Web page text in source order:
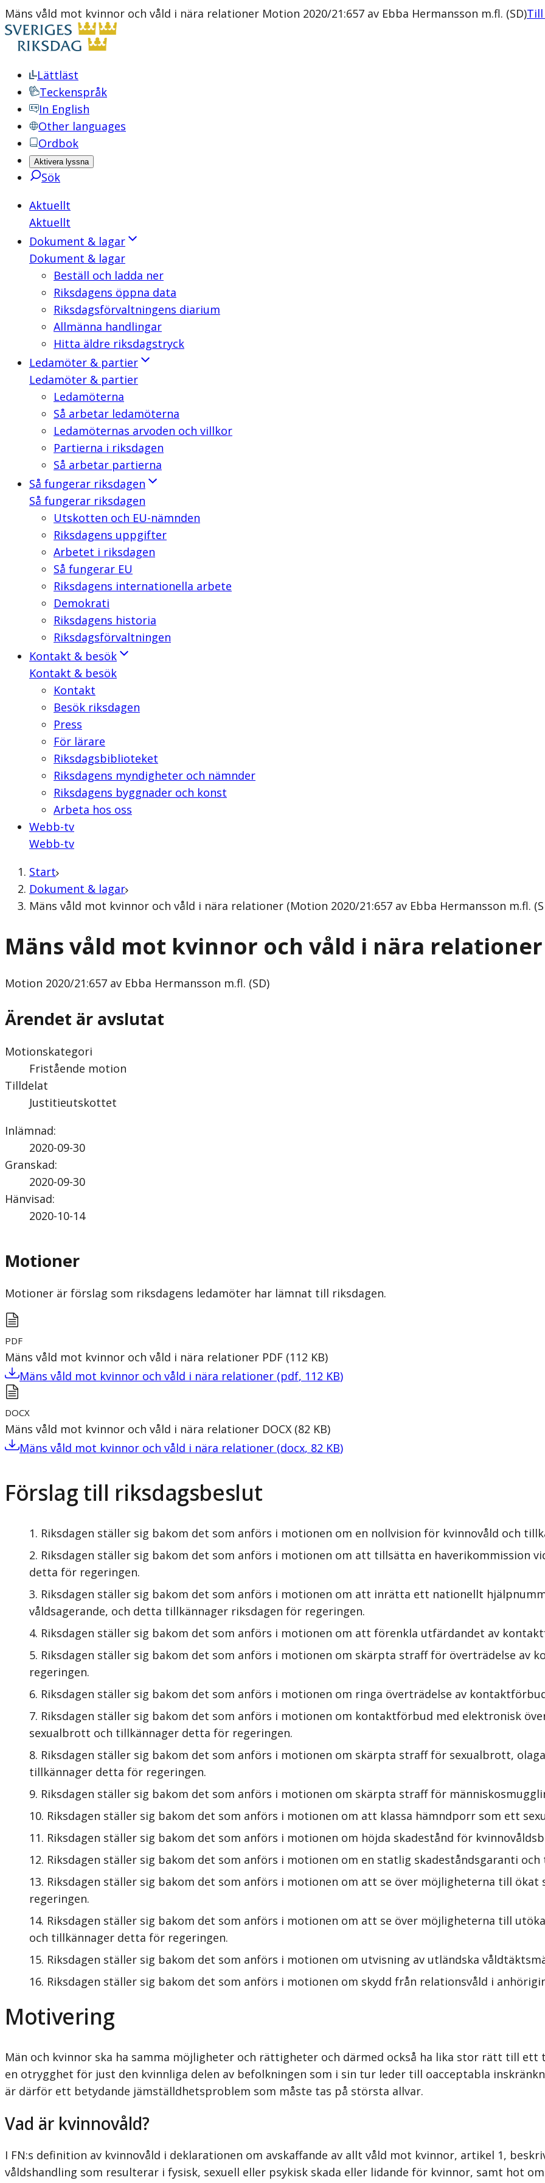
Mäns våld mot kvinnor och våld i nära relationer Motion 2020/21:657 av Ebba Hermansson m.fl. (SD)
Lättläst
Teckenspråk
In English
Other languages
Ordbok
Aktivera lyssna
Sök
Aktuellt
Aktuellt
Dokument & lagar
Dokument & lagar
Beställ och ladda ner
Riksdagens öppna data
Riksdagsförvaltningens diarium
Allmänna handlingar
Hitta äldre riksdagstryck
Ledamöter & partier
Ledamöter & partier
Ledamöterna
Så arbetar ledamöterna
Ledamöternas arvoden och villkor
Partierna i riksdagen
Så arbetar partierna
Så fungerar riksdagen
Så fungerar riksdagen
Utskotten och EU-nämnden
Riksdagens uppgifter
Arbetet i riksdagen
Så fungerar EU
Riksdagens internationella arbete
Demokrati
Riksdagens historia
Riksdagsförvaltningen
Kontakt & besök
Kontakt & besök
Kontakt
Besök riksdagen
Press
För lärare
Riksdagsbiblioteket
Riksdagens myndigheter och nämnder
Riksdagens byggnader och konst
Arbeta hos oss
Webb-tv
Webb-tv
Start
Dokument & lagar
Mäns våld mot kvinnor och våld i nära relationer (Motion 2020/21:657 av Ebba Hermansson m.fl.
Mäns våld mot kvinnor och våld i nära relationer
Motion 2020/21:657 av Ebba Hermansson m.fl. (SD)
Ärendet är avslutat
Motionskategori
Fristående motion
Tilldelat
Justitieutskottet
Inlämnad:
2020-09-30
Granskad:
2020-09-30
Hänvisad:
2020-10-14
Motioner
Motioner är förslag som riksdagens ledamöter har lämnat till riksdagen.
PDF
Mäns våld mot kvinnor och våld i nära relationer PDF (112 KB)
Mäns våld mot kvinnor och våld i nära relationer (pdf, 112 KB)
DOCX
Mäns våld mot kvinnor och våld i nära relationer DOCX (82 KB)
Mäns våld mot kvinnor och våld i nära relationer (docx, 82 KB)
Förslag till riksdagsbeslut
Riksdagen ställer sig bakom det som anförs i motionen om en nollvision för kvinnovåld och
Riksdagen ställer sig bakom det som anförs i motionen om att tillsätta en haverikommission
detta för regeringen.
Riksdagen ställer sig bakom det som anförs i motionen om att inrätta ett nationellt
våldsagerande, och detta tillkännager riksdagen för regeringen.
Riksdagen ställer sig bakom det som anförs i motionen om att förenkla utfärdandet av
Riksdagen ställer sig bakom det som anförs i motionen om skärpta straff för överträdelse av
regeringen.
Riksdagen ställer sig bakom det som anförs i motionen om ringa överträdelse av
Riksdagen ställer sig bakom det som anförs i motionen om kontaktförbud med elektronisk
sexualbrott och tillkännager detta för regeringen.
Riksdagen ställer sig bakom det som anförs i motionen om skärpta straff för sexualbrott,
tillkännager detta för regeringen.
Riksdagen ställer sig bakom det som anförs i motionen om skärpta straff för
Riksdagen ställer sig bakom det som anförs i motionen om att klassa hämndporr som ett
Riksdagen ställer sig bakom det som anförs i motionen om höjda skadestånd för
Riksdagen ställer sig bakom det som anförs i motionen om en statlig skadeståndsgaranti
Riksdagen ställer sig bakom det som anförs i motionen om att se över möjligheterna till
regeringen.
Riksdagen ställer sig bakom det som anförs i motionen om att se över möjligheterna till
och tillkännager detta för regeringen.
Riksdagen ställer sig bakom det som anförs i motionen om utvisning av utländska
Riksdagen ställer sig bakom det som anförs i motionen om skydd från relationsvåld i
Motivering
Män och kvinnor ska ha samma möjligheter och rättigheter och därmed också ha lika stor rätt till
en otrygghet för just den kvinnliga delen av befolkningen som i sin tur leder till oacceptabla
är därför ett betydande jämställdhetsprob­lem som måste tas på största allvar.
Vad är kvinnovåld?
I FN:s definition av kvinnovåld i deklarationen om avskaffande av allt våld mot kvinnor, artikel 1,
våldshandling som resulterar i fysisk, sexuell eller psykisk skada eller lidande för kvinnor, samt hot